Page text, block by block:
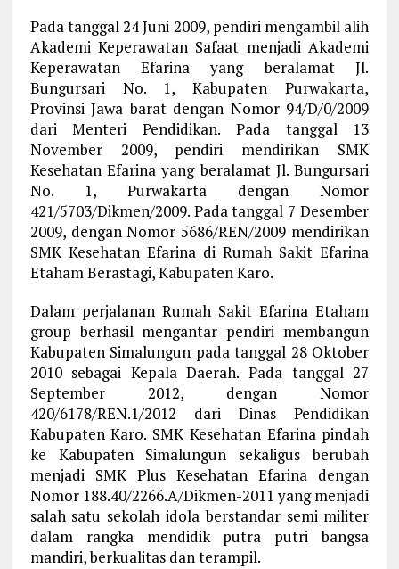
Pada tanggal 24 Juni 2009, pendiri mengambil alih
Akademi Keperawatan Safaat menjadi Akademi
Keperawatan Efarina yang beralamat Jl.
Bungursari No. 1, Kabupaten Purwakarta,
Provinsi Jawa barat dengan Nomor 94/D/0/2009
dari Menteri Pendidikan. Pada tanggal 13
November 2009, pendiri mendirikan SMK
Kesehatan Efarina yang beralamat Jl. Bungursari
No. 1, Purwakarta dengan Nomor
421/5703/Dikmen/2009. Pada tanggal 7 Desember
2009, dengan Nomor 5686/REN/2009 mendirikan
SMK Kesehatan Efarina di Rumah Sakit Efarina
Etaham Berastagi, Kabupaten Karo.
Dalam perjalanan Rumah Sakit Efarina Etaham
group berhasil mengantar pendiri membangun
Kabupaten Simalungun pada tanggal 28 Oktober
2010 sebagai Kepala Daerah. Pada tanggal 27
September 2012, dengan Nomor
420/6178/REN.1/2012 dari Dinas Pendidikan
Kabupaten Karo. SMK Kesehatan Efarina pindah
ke Kabupaten Simalungun sekaligus berubah
menjadi SMK Plus Kesehatan Efarina dengan
Nomor 188.40/2266.A/Dikmen-2011 yang menjadi
salah satu sekolah idola berstandar semi militer
dalam rangka mendidik putra putri bangsa
mandiri, berkualitas dan terampil.